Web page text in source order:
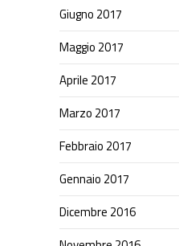
Giugno 2017
Maggio 2017
Aprile 2017
Marzo 2017
Febbraio 2017
Gennaio 2017
Dicembre 2016